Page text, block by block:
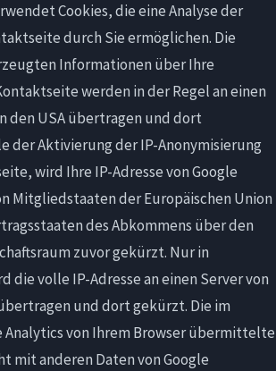
Cookies, die eine Analyse der
durch Sie ermöglichen. Die
Informationen über Ihre
werden in der Regel an einen
den USA übertragen und dort
der Aktivierung der IP-Anonymisierung
wird Ihre IP-Adresse von Google
Mitgliedstaaten der Europäischen Union
des Abkommens über den
zuvor gekürzt. Nur in
die volle IP-Adresse an einen Server von
und dort gekürzt. Die im
Analytics von Ihrem Browser übermittelte
mit anderen Daten von Google